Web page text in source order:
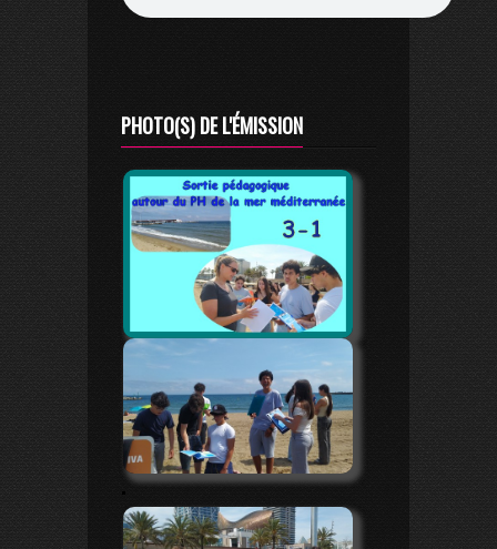
PHOTO(S) DE L'ÉMISSION
.